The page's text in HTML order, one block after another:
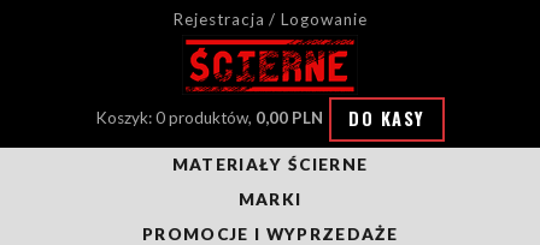
Rejestracja / Logowanie
Koszyk: 0 produktów, 0,00 PLN DO KASY
MATERIAŁY ŚCIERNE
MARKI
PROMOCJE I WYPRZEDAŻE